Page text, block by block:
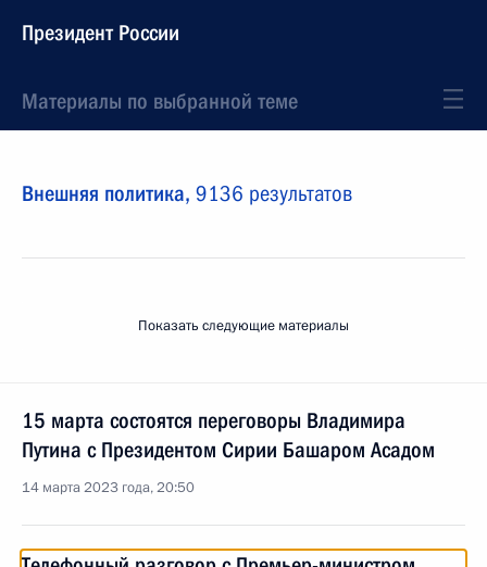
Президент России
Материалы по выбранной теме
Внешняя политика, 9136 результатов
Показать следующие материалы
15 марта состоятся переговоры Владимира
Путина с Президентом Сирии Башаром Асадом
14 марта 2023 года, 20:50